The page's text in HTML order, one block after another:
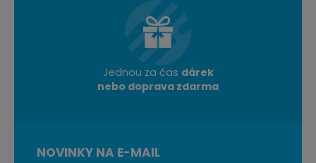
Jednou za čas dárek
nebo doprava zdarma
NOVINKY NA E-MAIL